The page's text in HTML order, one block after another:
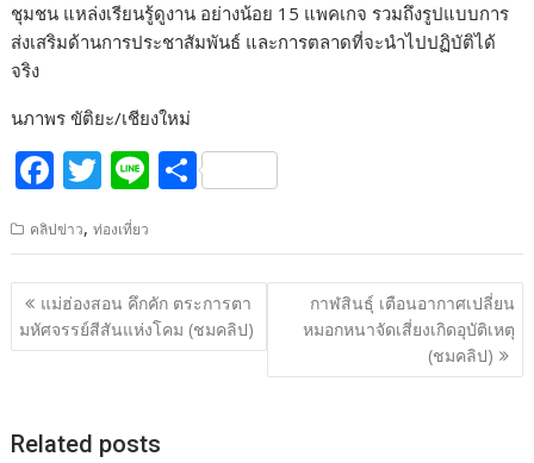
ชุมชน แหล่งเรียนรู้ดูงาน อย่างน้อย 15 แพคเกจ รวมถึงรูปแบบการ
ส่งเสริมด้านการประชาสัมพันธ์ และการตลาดที่จะนำไปปฏิบัติได้
จริง
นภาพร ขัติยะ/เชียงใหม่
F
e
b
o
o
T
w
itt
er
Li
e
S
ar
e
คลิปข่าว,ท่องเที่ยว
แนะแนว
เรื่อง
แม่ฮ่องสอน คึกคัก ตระการตา
มหัศจรรย์สีสันแห่งโคม (ชมคลิป)
กาฬสินธุ์ เตือนอากาศเปลี่ยน
หมอกหนาจัดเสี่ยงเกิดอุบัติเหตุ
(ชมคลิป)
Related posts